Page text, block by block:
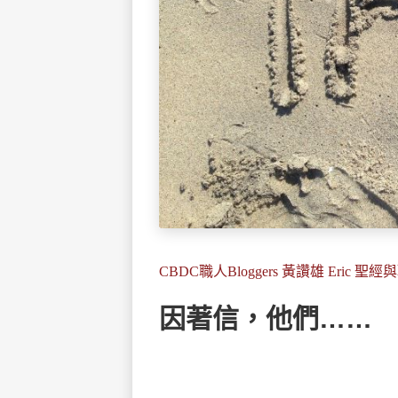
CBDC職人Bloggers 黃讚雄 Eric 聖經
因著信，他們……